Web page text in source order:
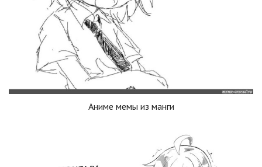
Аниме мемы из манги